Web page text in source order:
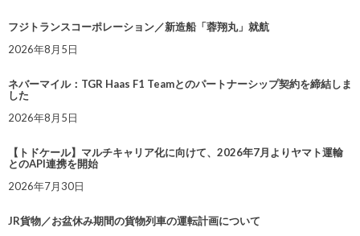
フジトランスコーポレーション／新造船「蓉翔丸」就航
2026年8月5日
ネバーマイル：TGR Haas F1 Teamとのパートナーシップ契約を締結しま
した
2026年8月5日
【トドケール】マルチキャリア化に向けて、2026年7月よりヤマト運輸
とのAPI連携を開始
2026年7月30日
JR貨物／お盆休み期間の貨物列車の運転計画について